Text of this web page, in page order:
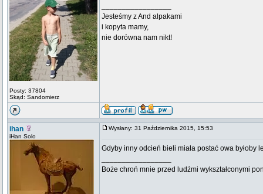
Posty: 37804
Skąd: Sandomierz
Jesteśmy z And alpakami
i kopyta mamy,
nie dorówna nam nikt!
ihan
iHan Solo
Wysłany: 31 Października 2015, 15:53
Gdyby inny odcień bieli miała postać owa byłoby
Boże chroń mnie przed ludźmi wykształconymi